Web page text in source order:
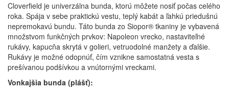
Cloverfield je univerzálna bunda, ktorú môžete nosiť počas celého
roka. Spája v sebe praktickú vestu, teplý kabát a ľahkú priedušnú
nepremokavú bundu. Táto bunda zo Siopor® tkaniny je vybavená
množstvom funkčných prvkov: Napoleon vrecko, nastaviteľné
rukávy, kapucňa skrytá v golieri, vetruodolné manžety a ďalšie.
Rukávy je možné odopnúť, čím vznikne samostatná vesta s
prešívanou podšívkou a vnútornými vreckami.
Vonkajšia bunda (plášť):